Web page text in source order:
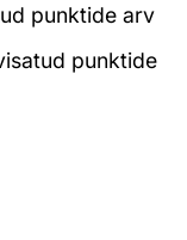
punktide arv
punktide